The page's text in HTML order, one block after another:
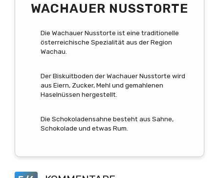
WACHAUER NUSSTORTE
Die Wachauer Nusstorte ist eine traditionelle
österreichische Spezialität aus der Region
Wachau.
Der Biskuitboden der Wachauer Nusstorte wird
aus Eiern, Zucker, Mehl und gemahlenen
Haselnüssen hergestellt.
Die Schokoladensahne besteht aus Sahne,
Schokolade und etwas Rum.